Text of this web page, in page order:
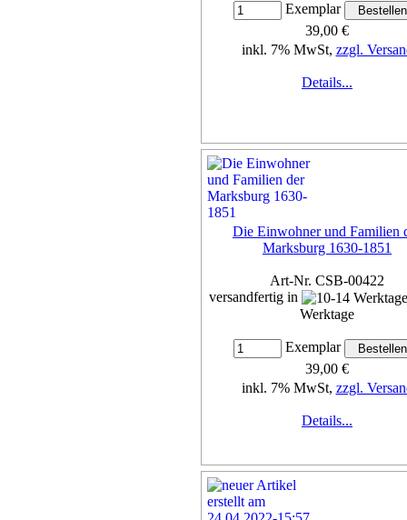
Exemplar
39,00 €
inkl. 7% MwSt, zzgl.
Details...
Die Einwohner und Familien
Marksburg 1630-1851
Art-Nr. CSB-00422
versandfertig in
Werktage
Exemplar
39,00 €
inkl. 7% MwSt, zzgl.
Details...